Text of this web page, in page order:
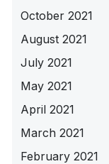
October 2021
August 2021
July 2021
May 2021
April 2021
March 2021
February 2021